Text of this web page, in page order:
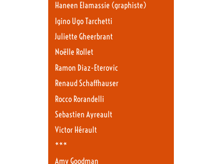
Haneen Elamassie (graphiste)
Igino Ugo Tarchetti
Juliette Gheerbrant
Noëlle Rollet
Ramon Diaz-Eterovic
Renaud Schaffhauser
Rocco Rorandelli
Sebastien Ayreault
Victor Hérault
***
Amy Goodman